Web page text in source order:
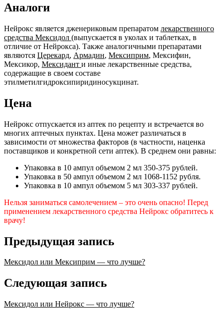
Аналоги
Нейрокс является дженериковым препаратом лекарственного
средства Мексидол (выпускается в уколах и таблетках, в
отличие от Нейрокса). Также аналогичными препаратами
являются Церекард, Армадин, Мексиприм, Мексифин,
Мексикор, Мексидант и иные лекарственные средства,
содержащие в своем составе
этилметилгидроксипиридиносукцинат.
Цена
Нейрокс отпускается из аптек по рецепту и встречается во
многих аптечных пунктах. Цена может различаться в
зависимости от множества факторов (в частности, наценка
поставщиков и конкретной сети аптек). В среднем они равны:
Упаковка в 10 ампул объемом 2 мл 350-375 рублей.
Упаковка в 50 ампул объемом 2 мл 1068-1152 рубля.
Упаковка в 10 ампул объемом 5 мл 303-337 рублей.
Нельзя заниматься самолечением – это очень опасно! Перед
применением лекарственного средства Нейрокс обратитесь к
врачу!
Предыдущая запись
Мексидол или Мексиприм — что лучше?
Следующая запись
Мексидол или Нейрокс — что лучше?